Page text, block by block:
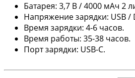
Батарея: 3,7 В / 4000 мАч 2
Напряжение зарядки: USB /
Время зарядки: 4-6 часов.
Время работы: 35-38 часов.
Порт зарядки: USB-C.